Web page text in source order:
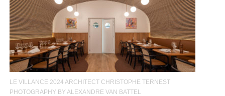
LE VILLANCE 2024 ARCHITECT CHRISTOPHE TERNEST
PHOTOGRAPHY BY ALEXANDRE VAN BATTEL